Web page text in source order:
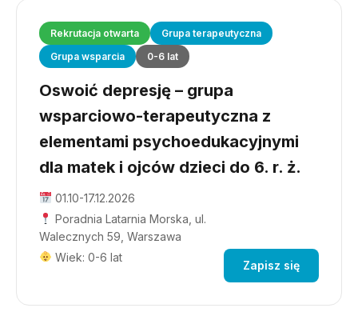
Rekrutacja otwarta
Grupa terapeutyczna
Grupa wsparcia
0-6 lat
Oswoić depresję – grupa
wsparciowo-terapeutyczna z
elementami psychoedukacyjnymi
dla matek i ojców dzieci do 6. r. ż.
01.10-17.12.2026
Poradnia Latarnia Morska, ul.
Walecznych 59, Warszawa
Wiek: 0-6 lat
Zapisz się